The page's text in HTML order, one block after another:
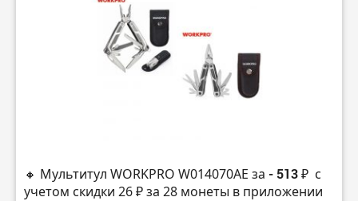
🔸 Мультитул WORKPRO W014070AE за - 513 ₽ с
учетом скидки 26 ₽ за 28 монеты в приложении